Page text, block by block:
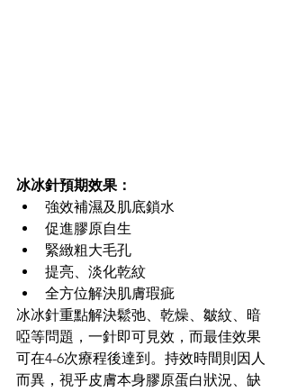
冰冰針預期效果：
強效補濕及肌底鎖水
促進膠原自生
緊緻粗大毛孔
提亮、淡化乾紋
全方位解決肌膚瑕疵
冰冰針重點解決鬆弛、乾燥、皺紋、暗
啞等問題，一針即可見效，而最佳效果
可在4-6次療程後達到。持效時間則因人
而異，視乎皮膚本身膠原蛋白狀況、缺